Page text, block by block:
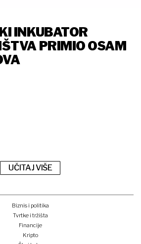
INKUBATOR
PRIMIO OSAM
UČITAJ VIŠE
Biznis i politika
Tvrtke i tržišta
Financije
Kripto